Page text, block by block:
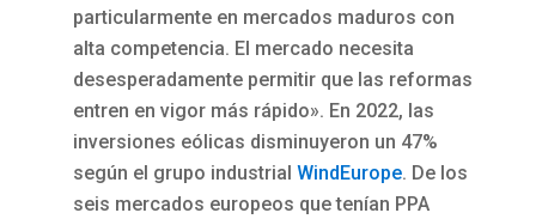
particularmente en mercados maduros con
alta competencia. El mercado necesita
desesperadamente permitir que las reformas
entren en vigor más rápido». En 2022, las
inversiones eólicas disminuyeron un 47%
según el grupo industrial WindEurope. De los
seis mercados europeos que tenían PPA